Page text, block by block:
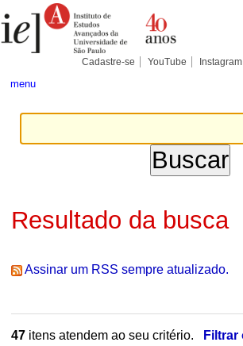
para
conteúdo.
Pessoais
Cadastre-se YouTube Instagram
menu
Resultado da busca
Assinar um RSS sempre atualizado.
47itens atendem ao seu critério.
Filtrar